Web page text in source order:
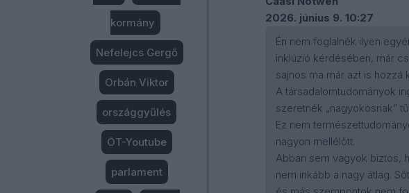
2026. június 9. 10:27
Én nem foglalnék ilyen
inklúzió kérdésében, már
sajnos ma már azt is
A társadalomtudományok
szeretnék „nagyokosnak”
Ez nem
nagyon mellélőtt.
Abban sem vagyok biztos,
nem inkább a nagy átlag.
kormány
Nefelejcs Gergő
Orbán Viktor
országgyűlés
ÖT-Youtube
parlament